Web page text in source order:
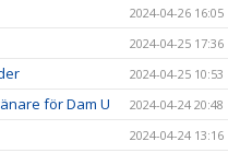
2024-04-26 16:05
2024-04-25 17:36
2024-04-25 10:53
för Dam U 2024-04-24 20:48
2024-04-24 13:16